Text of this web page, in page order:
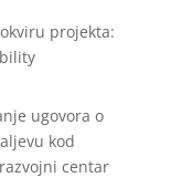
projekta:
ugovora o
kod
centar